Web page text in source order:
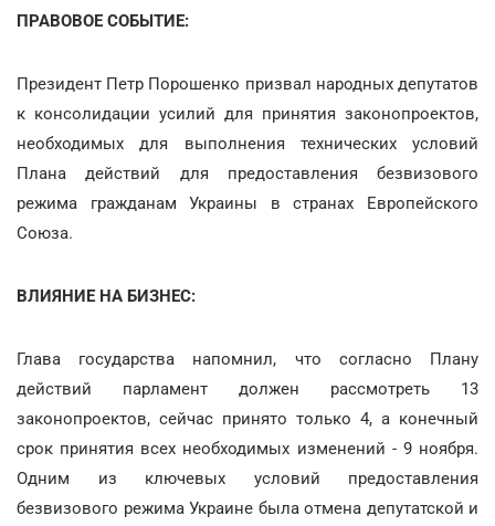
ПРАВОВОЕ СОБЫТИЕ:
Президент Петр Порошенко призвал народных депутатов
к консолидации усилий для принятия законопроектов,
необходимых для выполнения технических условий
Плана действий для предоставления безвизового
режима гражданам Украины в странах Европейского
Союза.
ВЛИЯНИЕ НА БИЗНЕС:
Глава государства напомнил, что согласно Плану
действий парламент должен рассмотреть 13
законопроектов, сейчас принято только 4, а конечный
срок принятия всех необходимых изменений - 9 ноября.
Одним из ключевых условий предоставления
безвизового режима Украине была отмена депутатской и